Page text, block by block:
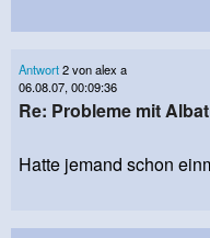
Antwort2 von alex a
06.08.07, 00:09:36
Re: Probleme mit
Hatte jemand schon